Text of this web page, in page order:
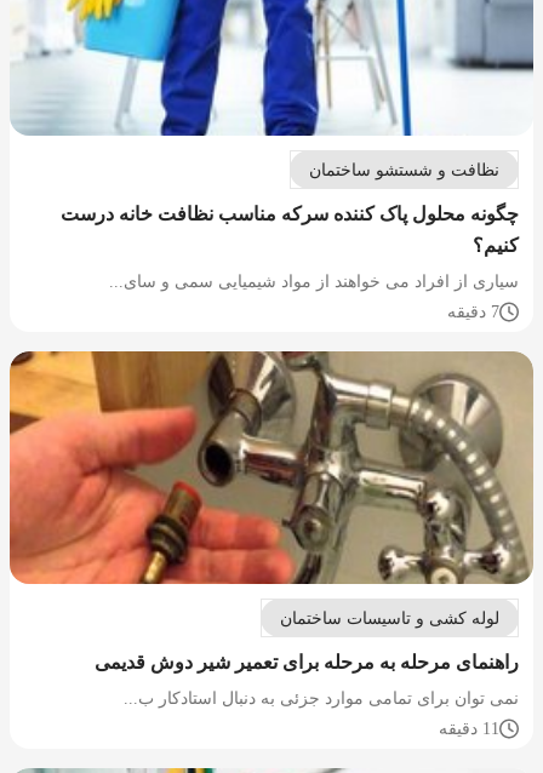
نظافت و شستشو ساختمان
چگونه محلول پاک کننده سرکه مناسب نظافت خانه درست
کنیم؟
سیاری از افراد می خواهند از مواد شیمیایی سمی و سای...
7 دقیقه
لوله کشی و تاسیسات ساختمان
راهنمای مرحله به مرحله برای تعمیر شیر دوش قدیمی
نمی توان برای تمامی موارد جزئی به دنبال استادکار ب...
11 دقیقه